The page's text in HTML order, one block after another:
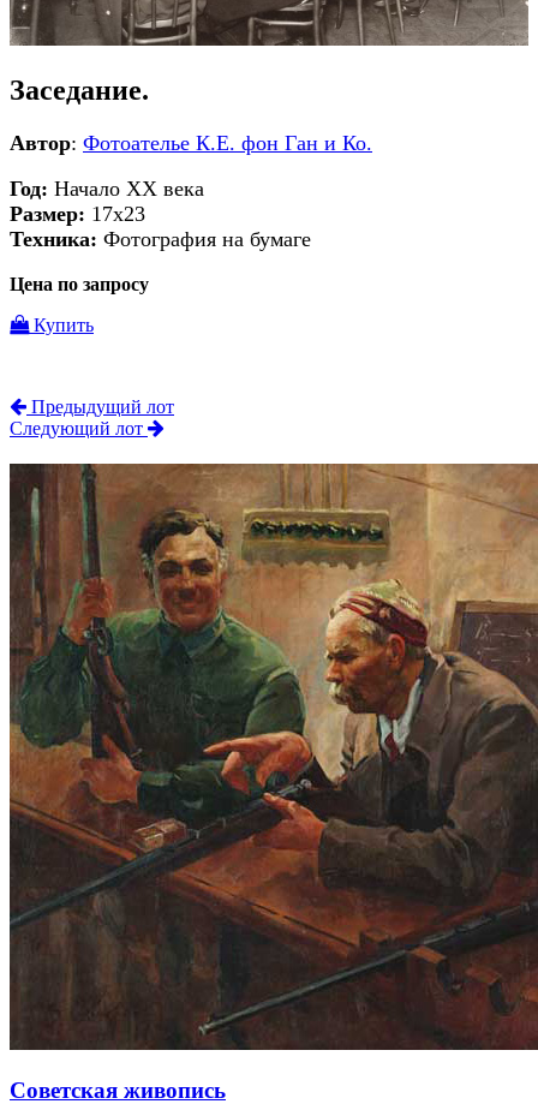
Заседание.
Автор: Фотоателье К.Е. фон Ган и Ко.
Год: Начало ХХ века
Размер: 17х23
Техника: Фотография на бумаге
Цена по запросу
Купить
Предыдущий лот
Следующий лот
Советская живопись